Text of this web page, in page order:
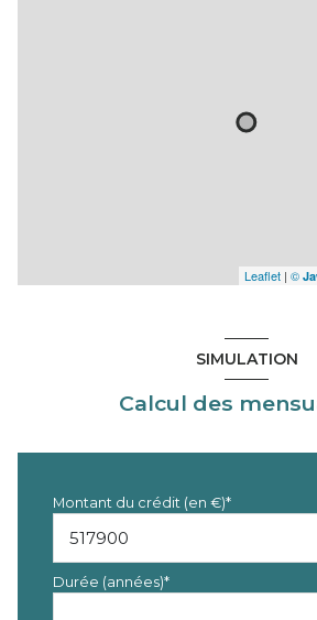
Leaflet | ©
SIMULATION
Calcul des
Montant du crédit (en €)*
Durée (années)*